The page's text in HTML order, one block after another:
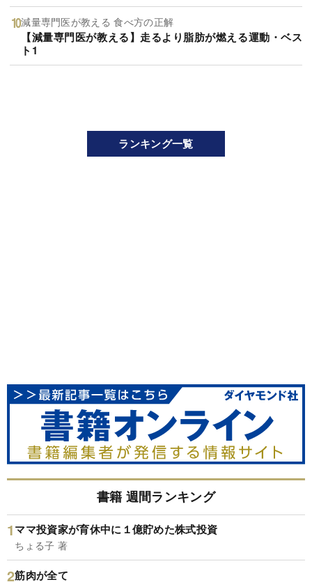
減量専門医が教える 食べ方の正解
【減量専門医が教える】走るより脂肪が燃える運動・ベス
ト1
ランキング一覧
書籍 週間ランキング
ママ投資家が育休中に１億貯めた株式投資
ちょる子 著
筋肉が全て